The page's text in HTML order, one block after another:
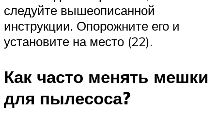
следуйте вышеописанной
инструкции. Опорожните его и
установите на место (22).
Как часто менять мешки
для пылесоса?